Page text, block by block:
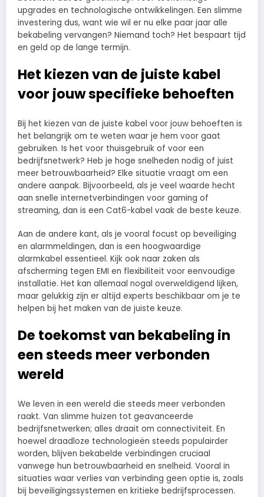
upgrades en technologische ontwikkelingen. Een slimme
investering dus, want wie wil er nu elke paar jaar alle
bekabeling vervangen? Niemand toch? Het bespaart tijd
en geld op de lange termijn.
Het kiezen van de juiste kabel
voor jouw specifieke behoeften
Bij het kiezen van de juiste kabel voor jouw behoeften is
het belangrijk om te weten waar je hem voor gaat
gebruiken. Is het voor thuisgebruik of voor een
bedrijfsnetwerk? Heb je hoge snelheden nodig of juist
meer betrouwbaarheid? Elke situatie vraagt om een
andere aanpak. Bijvoorbeeld, als je veel waarde hecht
aan snelle internetverbindingen voor gaming of
streaming, dan is een Cat6-kabel vaak de beste keuze.
Aan de andere kant, als je vooral focust op beveiliging
en alarmmeldingen, dan is een hoogwaardige
alarmkabel essentieel. Kijk ook naar zaken als
afscherming tegen EMI en flexibiliteit voor eenvoudige
installatie. Het kan allemaal nogal overweldigend lijken,
maar gelukkig zijn er altijd experts beschikbaar om je te
helpen bij het maken van de juiste keuze.
De toekomst van bekabeling in
een steeds meer verbonden
wereld
We leven in een wereld die steeds meer verbonden
raakt. Van slimme huizen tot geavanceerde
bedrijfsnetwerken; alles draait om connectiviteit. En
hoewel draadloze technologieën steeds populairder
worden, blijven bekabelde verbindingen cruciaal
vanwege hun betrouwbaarheid en snelheid. Vooral in
situaties waar verlies van verbinding geen optie is, zoals
bij beveiligingssystemen en kritieke bedrijfsprocessen.